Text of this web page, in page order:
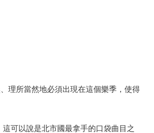
理所當然地必須出現在這個樂季，使得
可以說是北市國最拿手的口袋曲目之